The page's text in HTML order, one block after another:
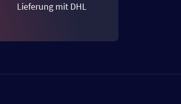
Lieferung mit DHL